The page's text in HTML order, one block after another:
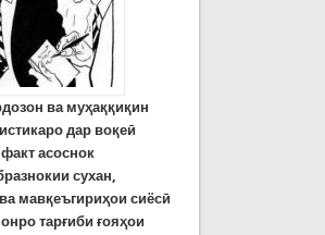
ва муҳаққиқин
дар воқеӣ
асоснок
сухан,
мавқеъгириҳои сиёсӣ
тарғиби ғояҳои